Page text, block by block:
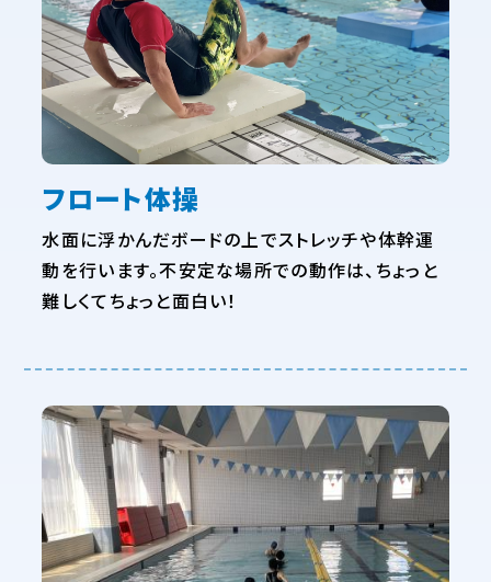
フロート体操
水面に浮かんだボードの上でストレッチや体幹運
動を行います。不安定な場所での動作は、ちょっと
難しくてちょっと面白い！